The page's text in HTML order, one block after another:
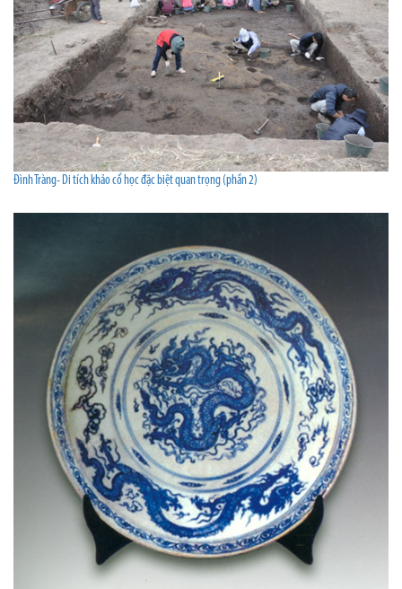
Đình Tràng- Di tích khảo cổ học đặc biệt quan trọng (phần 2)